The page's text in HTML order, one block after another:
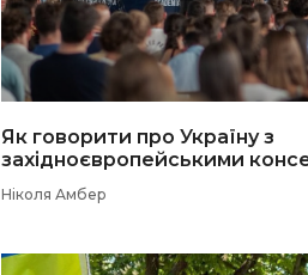
Як говорити про Україну з
західноєвропейськими
Ніколя Амбер